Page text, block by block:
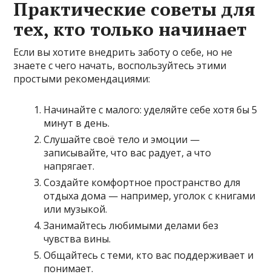
Практические советы для
тех, кто только начинает
Если вы хотите внедрить заботу о себе, но не
знаете с чего начать, воспользуйтесь этими
простыми рекомендациями:
Начинайте с малого: уделяйте себе хотя бы 5
минут в день.
Слушайте своё тело и эмоции —
записывайте, что вас радует, а что
напрягает.
Создайте комфортное пространство для
отдыха дома — например, уголок с книгами
или музыкой.
Занимайтесь любимыми делами без
чувства вины.
Общайтесь с теми, кто вас поддерживает и
понимает.